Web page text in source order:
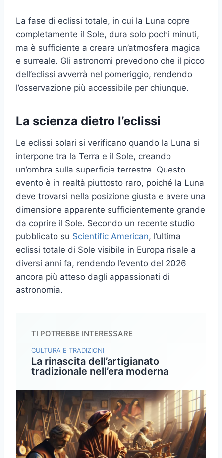
La fase di eclissi totale, in cui la Luna copre
completamente il Sole, dura solo pochi minuti,
ma è sufficiente a creare un’atmosfera magica
e surreale. Gli astronomi prevedono che il picco
dell’eclissi avverrà nel pomeriggio, rendendo
l’osservazione più accessibile per chiunque.
La scienza dietro l’eclissi
Le eclissi solari si verificano quando la Luna si
interpone tra la Terra e il Sole, creando
un’ombra sulla superficie terrestre. Questo
evento è in realtà piuttosto raro, poiché la Luna
deve trovarsi nella posizione giusta e avere una
dimensione apparente sufficientemente grande
da coprire il Sole. Secondo un recente studio
pubblicato su Scientific American, l’ultima
eclissi totale di Sole visibile in Europa risale a
diversi anni fa, rendendo l’evento del 2026
ancora più atteso dagli appassionati di
astronomia.
TI POTREBBE INTERESSARE
CULTURA E TRADIZIONI
La rinascita dell’artigianato
tradizionale nell’era moderna